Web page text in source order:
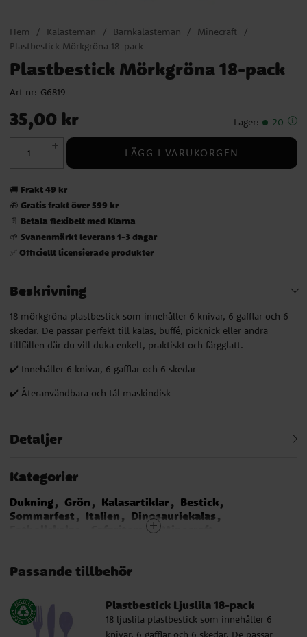
Hem Kalasteman Barnkalasteman
Minecraft
Plastbestick Mörkgröna 18-pack
Plastbestick Mörkgröna 18-pack
Art nr: G6819
Pris
35,00 kr
35,00 kr Lager: 20
LÄGG I VARUKORGEN
🚚 Frakt 49 kr
🎁 Gratis frakt över 599 kr
📄 Betala flexibelt med Klarna
🌱 Svanenmärkt leverans 1-3 dagar
✅ Officiellt licensierade produkter
Beskrivning
18 mörkgröna plastbestick som innehåller 6 knivar, 6 gafflar och 6
skedar. De passar perfekt till kalas, buffé, picknick eller andra
tillfällen där du vill duka enkelt, praktiskt och färgglatt.
✔️ Innehåller 6 knivar, 6 gafflar och 6 skedar
✔️ Återanvändbara och tål maskindisk
Detaljer
Kategorier
Dukning Grön Kalasartiklar
Bestick
Sommarfest
Italien
Dinosauriekalas
Safaritema
Minecraft
Bamse
Passande tillbehör
Plastbestick Ljuslila 18-pack
18 ljuslila plastbestick som innehåller 6
knivar, 6 gafflar och 6 skedar. De passar